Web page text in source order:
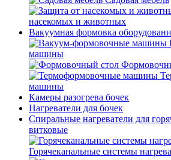
насекомых и животных
Вакуумная формовка
машины
машины
Камеры разогрева бочек
Нагреватели для бочек
Спиральные нагреватели для
витковые
Горячеканальные системы